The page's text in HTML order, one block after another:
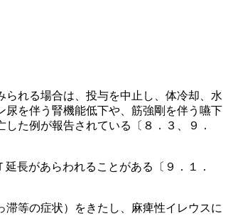
れる場合は、投与を中止し、体冷却、水
を伴う腎機能低下や、筋強剛を伴う嚥下
た例が報告されている〔８．３、９．
長があらわれることがある〔９．１．
等の症状）をきたし、麻痺性イレウスに